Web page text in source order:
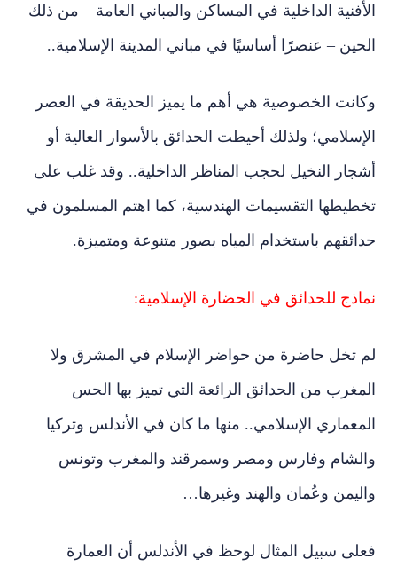
الأفنية الداخلية في المساكن والمباني العامة – من ذلك
الحين – عنصرًا أساسيًا في مباني المدينة الإسلامية..
وكانت الخصوصية هي أهم ما يميز الحديقة في العصر
الإسلامي؛ ولذلك أحيطت الحدائق بالأسوار العالية أو
أشجار النخيل لحجب المناظر الداخلية.. وقد غلب على
تخطيطها التقسيمات الهندسية، كما اهتم المسلمون في
حدائقهم باستخدام المياه بصور متنوعة ومتميزة.
نماذج للحدائق في الحضارة الإسلامية:
لم تخل حاضرة من حواضر الإسلام في المشرق ولا
المغرب من الحدائق الرائعة التي تميز بها الحس
المعماري الإسلامي.. منها ما كان في الأندلس وتركيا
والشام وفارس ومصر وسمرقند والمغرب وتونس
واليمن وعُمان والهند وغيرها…
فعلى سبيل المثال لوحظ في الأندلس أن العمارة